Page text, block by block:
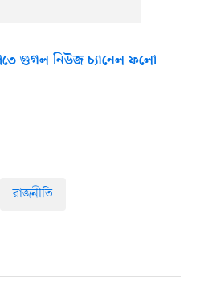
গুগল নিউজ চ্যানেল ফলো
রাজনীতি